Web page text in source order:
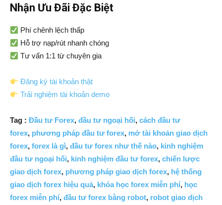
Nhận Ưu Đãi Đặc Biệt
Phí chênh lệch thấp
Hỗ trợ nạp/rút nhanh chóng
Tư vấn 1:1 từ chuyên gia
Đăng ký tài khoản thật
Trải nghiệm tài khoản demo
Tag : Đầu tư Forex, đầu tư ngoại hối, cách đầu tư
forex, phương pháp đầu tư forex, mở tài khoản giao dịch
forex, forex là gì, đầu tư forex như thế nào, kinh nghiệm
đầu tư ngoại hối, kinh nghiệm đầu tư forex, chiến lược
giao dịch forex, phương pháp giao dịch forex, hệ thống
giao dịch forex hiệu quả, khóa học forex miễn phí, học
forex miễn phí, đầu tư forex bằng robot, robot giao dịch